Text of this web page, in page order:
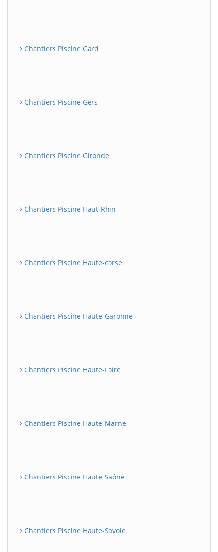
Chantiers Piscine Gard
Chantiers Piscine Gers
Chantiers Piscine Gironde
Chantiers Piscine Haut-Rhin
Chantiers Piscine Haute-corse
Chantiers Piscine Haute-Garonne
Chantiers Piscine Haute-Loire
Chantiers Piscine Haute-Marne
Chantiers Piscine Haute-Saône
Chantiers Piscine Haute-Savoie